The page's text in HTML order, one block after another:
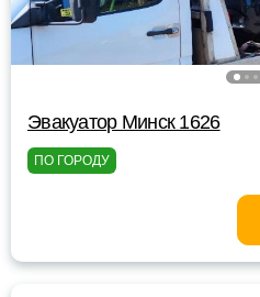
Эвакуатор Минск 1626
ПО ГОРОДУ